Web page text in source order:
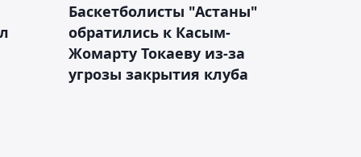
Баскетболисты "Астаны"
обратились к Касым-
Жомарту Токаеву из-за
угрозы закрытия клуба